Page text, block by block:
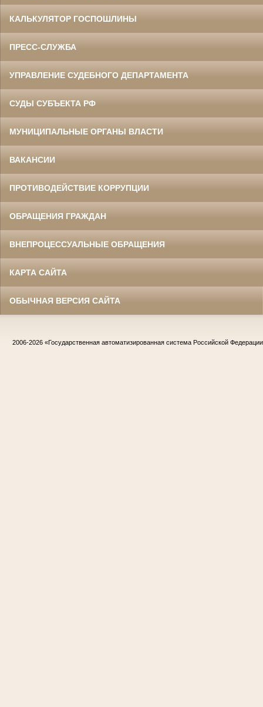
КАЛЬКУЛЯТОР ГОСПОШЛИНЫ
ПРЕСС-СЛУЖБА
УПРАВЛЕНИЕ СУДЕБНОГО ДЕПАРТАМЕНТА
СУДЫ СУБЪЕКТА РФ
МУНИЦИПАЛЬНЫЕ ОРГАНЫ ВЛАСТИ
ВАКАНСИИ
ПРОТИВОДЕЙСТВИЕ КОРРУПЦИИ
ОБРАЩЕНИЯ ГРАЖДАН
ВНЕПРОЦЕССУАЛЬНЫЕ ОБРАЩЕНИЯ
КАРТА САЙТА
ОБЫЧНАЯ ВЕРСИЯ САЙТА
2006-2026 «Государственная автоматизированная система Российской